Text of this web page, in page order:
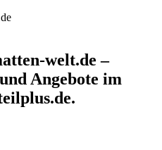
welt.de –
Angebote im